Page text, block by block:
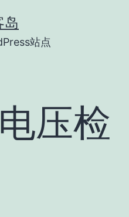
岛
站点
电压检